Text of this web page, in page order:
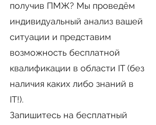
получив ПМЖ? Мы проведём
индивидуальный анализ вашей
ситуации и представим
возможность бесплатной
квалификации в области IT (без
наличия каких либо знаний в
IT!).
Запишитесь на бесплатный